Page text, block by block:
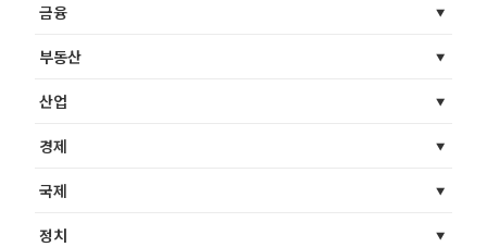
금융
부동산
산업
경제
국제
정치